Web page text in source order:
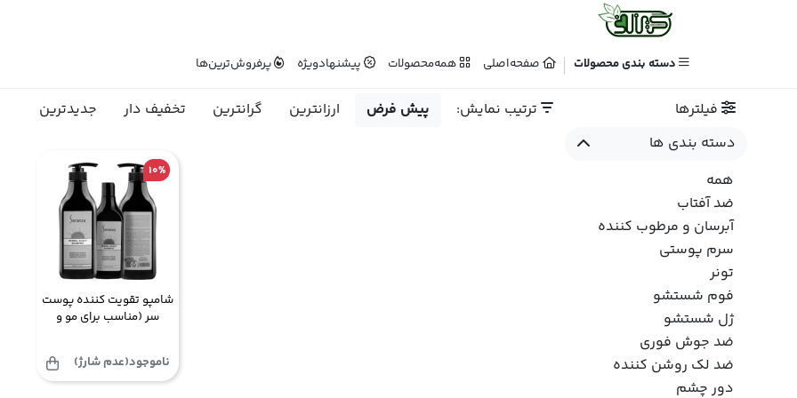
دسته بندی محصولات صفحه‌اصلی همه‌محصولات پیشنهاد‌ویژه پرفروش‌ترین‌ها
فیلترها ترتیب نمایش: پیش فرض ارزانترین گرانترین تخفیف دار
جدیدترین
دسته بندی ها
همه
ضد آفتاب
آبرسان و مرطوب کننده
سرم پوستی
تونر
فوم شستشو
ژل شستشو
ضد جوش فوری
ضد لک روشن کننده
دور چشم
10%
شامپو تقویت کننده پوست
سر (مناسب برای مو و
ناموجود(عدم شارژ)